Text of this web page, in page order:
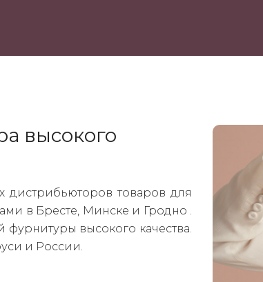
высокого
дистрибьюторов товаров для
в Бресте, Минске и Гродно .
высокого качества.
и России.